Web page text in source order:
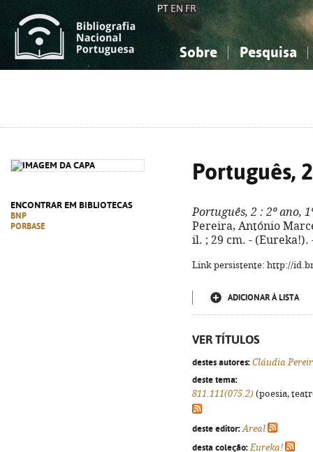
PT EN FR
Sobre Pesquisa
ENCONTRAR EM BIBLIOTECAS
BNP
PORBASE
Português, 2
Português, 2 : 2º ano,
Pereira, António
il. ; 29 cm. - (Eureka!).
Link persistente: http://
ADICIONAR À LISTA
VER TÍTULOS
destes autores: Cláudia
deste tema:
811.111(075.2) (poesia,
deste editor: Areal
desta coleção: Eureka!